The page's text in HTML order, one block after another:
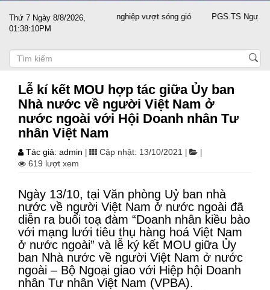
Thứ 7 Ngày 8/8/2026,
01:38:10PM
nước sát cánh cùng doanh nghiệp vượt sóng gió PGS.TS Nguyễn
Lễ kí kết MOU hợp tác giữa Ủy ban
Nhà nước về người Việt Nam ở
nước ngoài với Hội Doanh nhân Tư
nhân Việt Nam
Tác giả: admin Cập nhật: 13/10/2021
619 lượt xem
Ngày 13/10, tại Văn phòng Uỷ ban nhà
nước về người Việt Nam ở nước ngoài đã
diễn ra buổi toạ đàm “Doanh nhân kiều bào
với mạng lưới tiêu thụ hàng hoá Việt Nam
ở nước ngoài” và lễ ký kết MOU giữa Ủy
ban Nhà nước về người Việt Nam ở nước
ngoài – Bộ Ngoại giao với Hiệp hội Doanh
nhân Tư nhân Việt Nam (VPBA).